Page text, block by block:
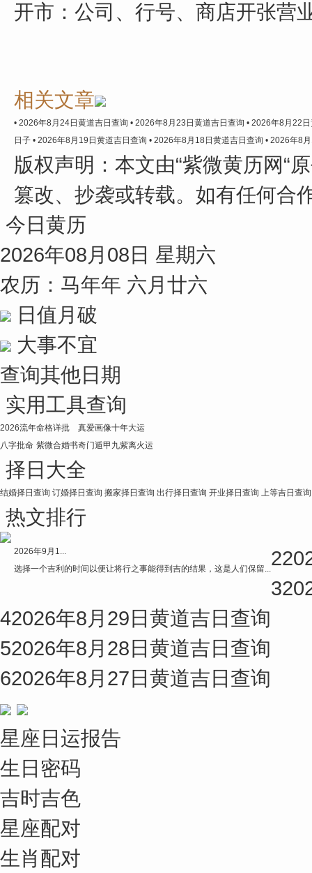
开市：公司、行号、商店开张营
相关文章
• 2026年8月24日黄道吉日查询 • 2026年8月23日黄道吉日查询 • 2026年8月22
日子 • 2026年8月19日黄道吉日查询 • 2026年8月18日黄道吉日查询 • 2026年8
版权声明： 本文由“紫微黄历网“
篡改、抄袭或转载。如有任何合
今日黄历
2026年08月08日 星期六
农历：马年年 六月廿六
日值月破
大事不宜
查询其他日期
实用工具查询
2026流年命格详批 真爱画像十年大运
八字批命 紫微合婚书奇门遁甲 九紫离火运
择日大全
结婚择日查询 订婚择日查询 搬家择日查询 出行择日查询 开业择日查询 上等吉日查询
热文排行
2026年9月1...
选择一个吉利的时间以便让将行之事能得到吉的结果，这是人们保留...2
3
42026年8月29日黄道吉日查询
52026年8月28日黄道吉日查询
62026年8月27日黄道吉日查询
星座日运报告
生日密码
吉时吉色
星座配对
生肖配对